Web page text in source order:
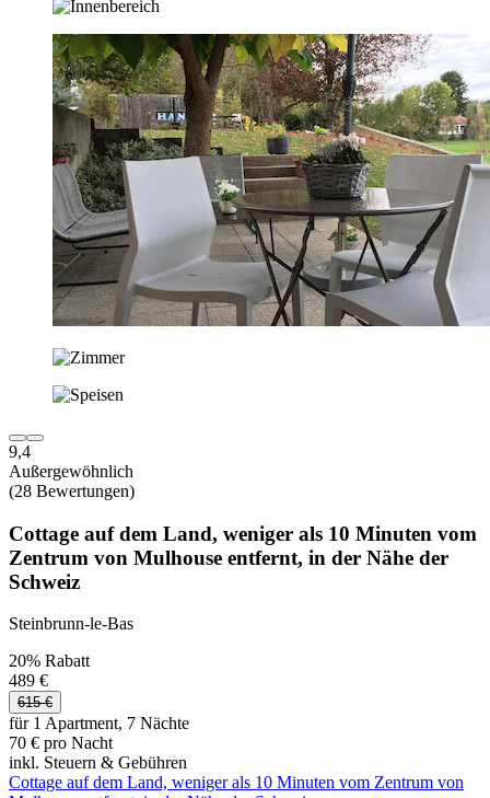
9,4
Außergewöhnlich
(28 Bewertungen)
Cottage auf dem Land, weniger als 10 Minuten vom
Zentrum von Mulhouse entfernt, in der Nähe der
Schweiz
Steinbrunn-le-Bas
20% Rabatt
489 €
615 €
für 1 Apartment, 7 Nächte
70 € pro Nacht
inkl. Steuern & Gebühren
Cottage auf dem Land, weniger als 10 Minuten vom Zentrum von